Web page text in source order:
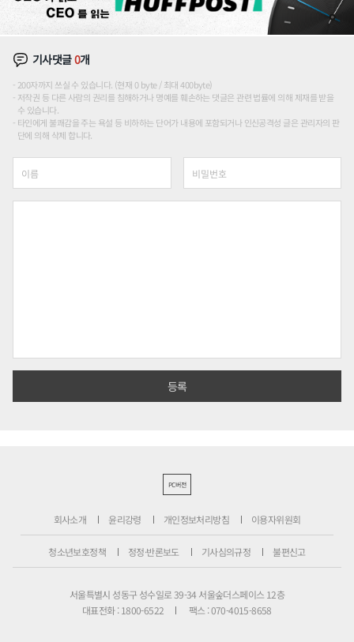
기사댓글0개
200자까지 쓰실 수 있습니다. (현재 0 byte / 최대 400byte)
저작권 등 다른 사람의 권리를 침해하거나 명예를 훼손하는 댓글은 관련 법률에 의해 제재를 받을
수 있습니다.
타인에게 불쾌감을 주는 욕설 등 비하하는 단어가 내용에 포함되거나 인신공격성 글은 관리자의 판
단에 의해 삭제 합니다.
PC버전
회사소개 윤리강령 개인정보처리방침 이용자위원회
청소년보호정책 정정·반론보도 기사심의규정 불편신고
서울특별시 성동구 성수일로 39-34 서울숲더스페이스 12층
대표전화 : 1800-6522
팩스 : 070-4015-8658